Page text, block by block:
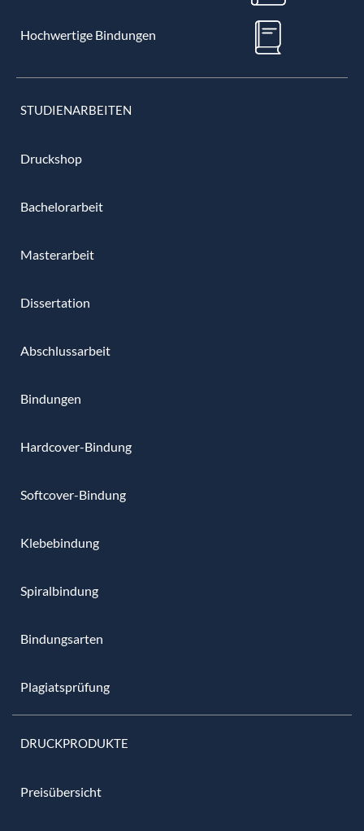
Hochwertige Bindungen
STUDIENARBEITEN
Druckshop
Bachelorarbeit
Masterarbeit
Dissertation
Abschlussarbeit
Bindungen
Hardcover-Bindung
Softcover-Bindung
Klebebindung
Spiralbindung
Bindungsarten
Plagiatsprüfung
DRUCKPRODUKTE
Preisübersicht